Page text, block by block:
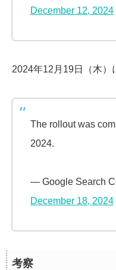
December 12, 2024
2024年12月19日（木）
The rollout was
2024.
— Google Search
December 18, 2024
考察